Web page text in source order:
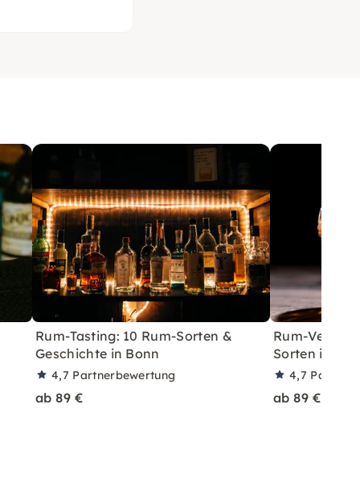
Rum-Tasting: 10 Rum-Sorten &
Geschichte in Bonn
4,7 Partnerbewertung
ab 89 €
Rum-
Sorten in
4,7
ab 89 €